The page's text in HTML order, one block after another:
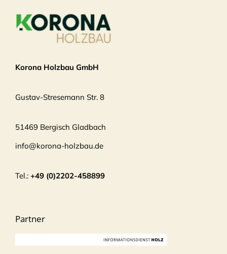
Korona Holzbau GmbH
Gustav-Stresemann Str. 8
51469 Bergisch Gladbach
info@korona-holzbau.de
Tel.: +49 (0)2202-458899
Partner